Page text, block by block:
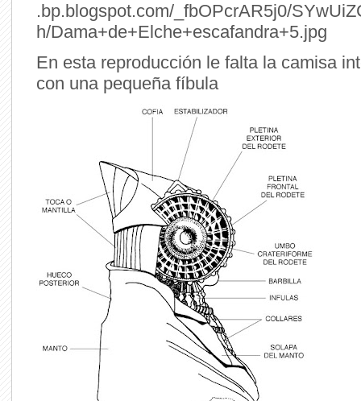
.bp.blogspot.com/_fbOPcrAR5j0/
h/Dama+de+Elche+escafandra+5.jpg
En esta reproducción le falta la camisa
con una pequeña fíbula